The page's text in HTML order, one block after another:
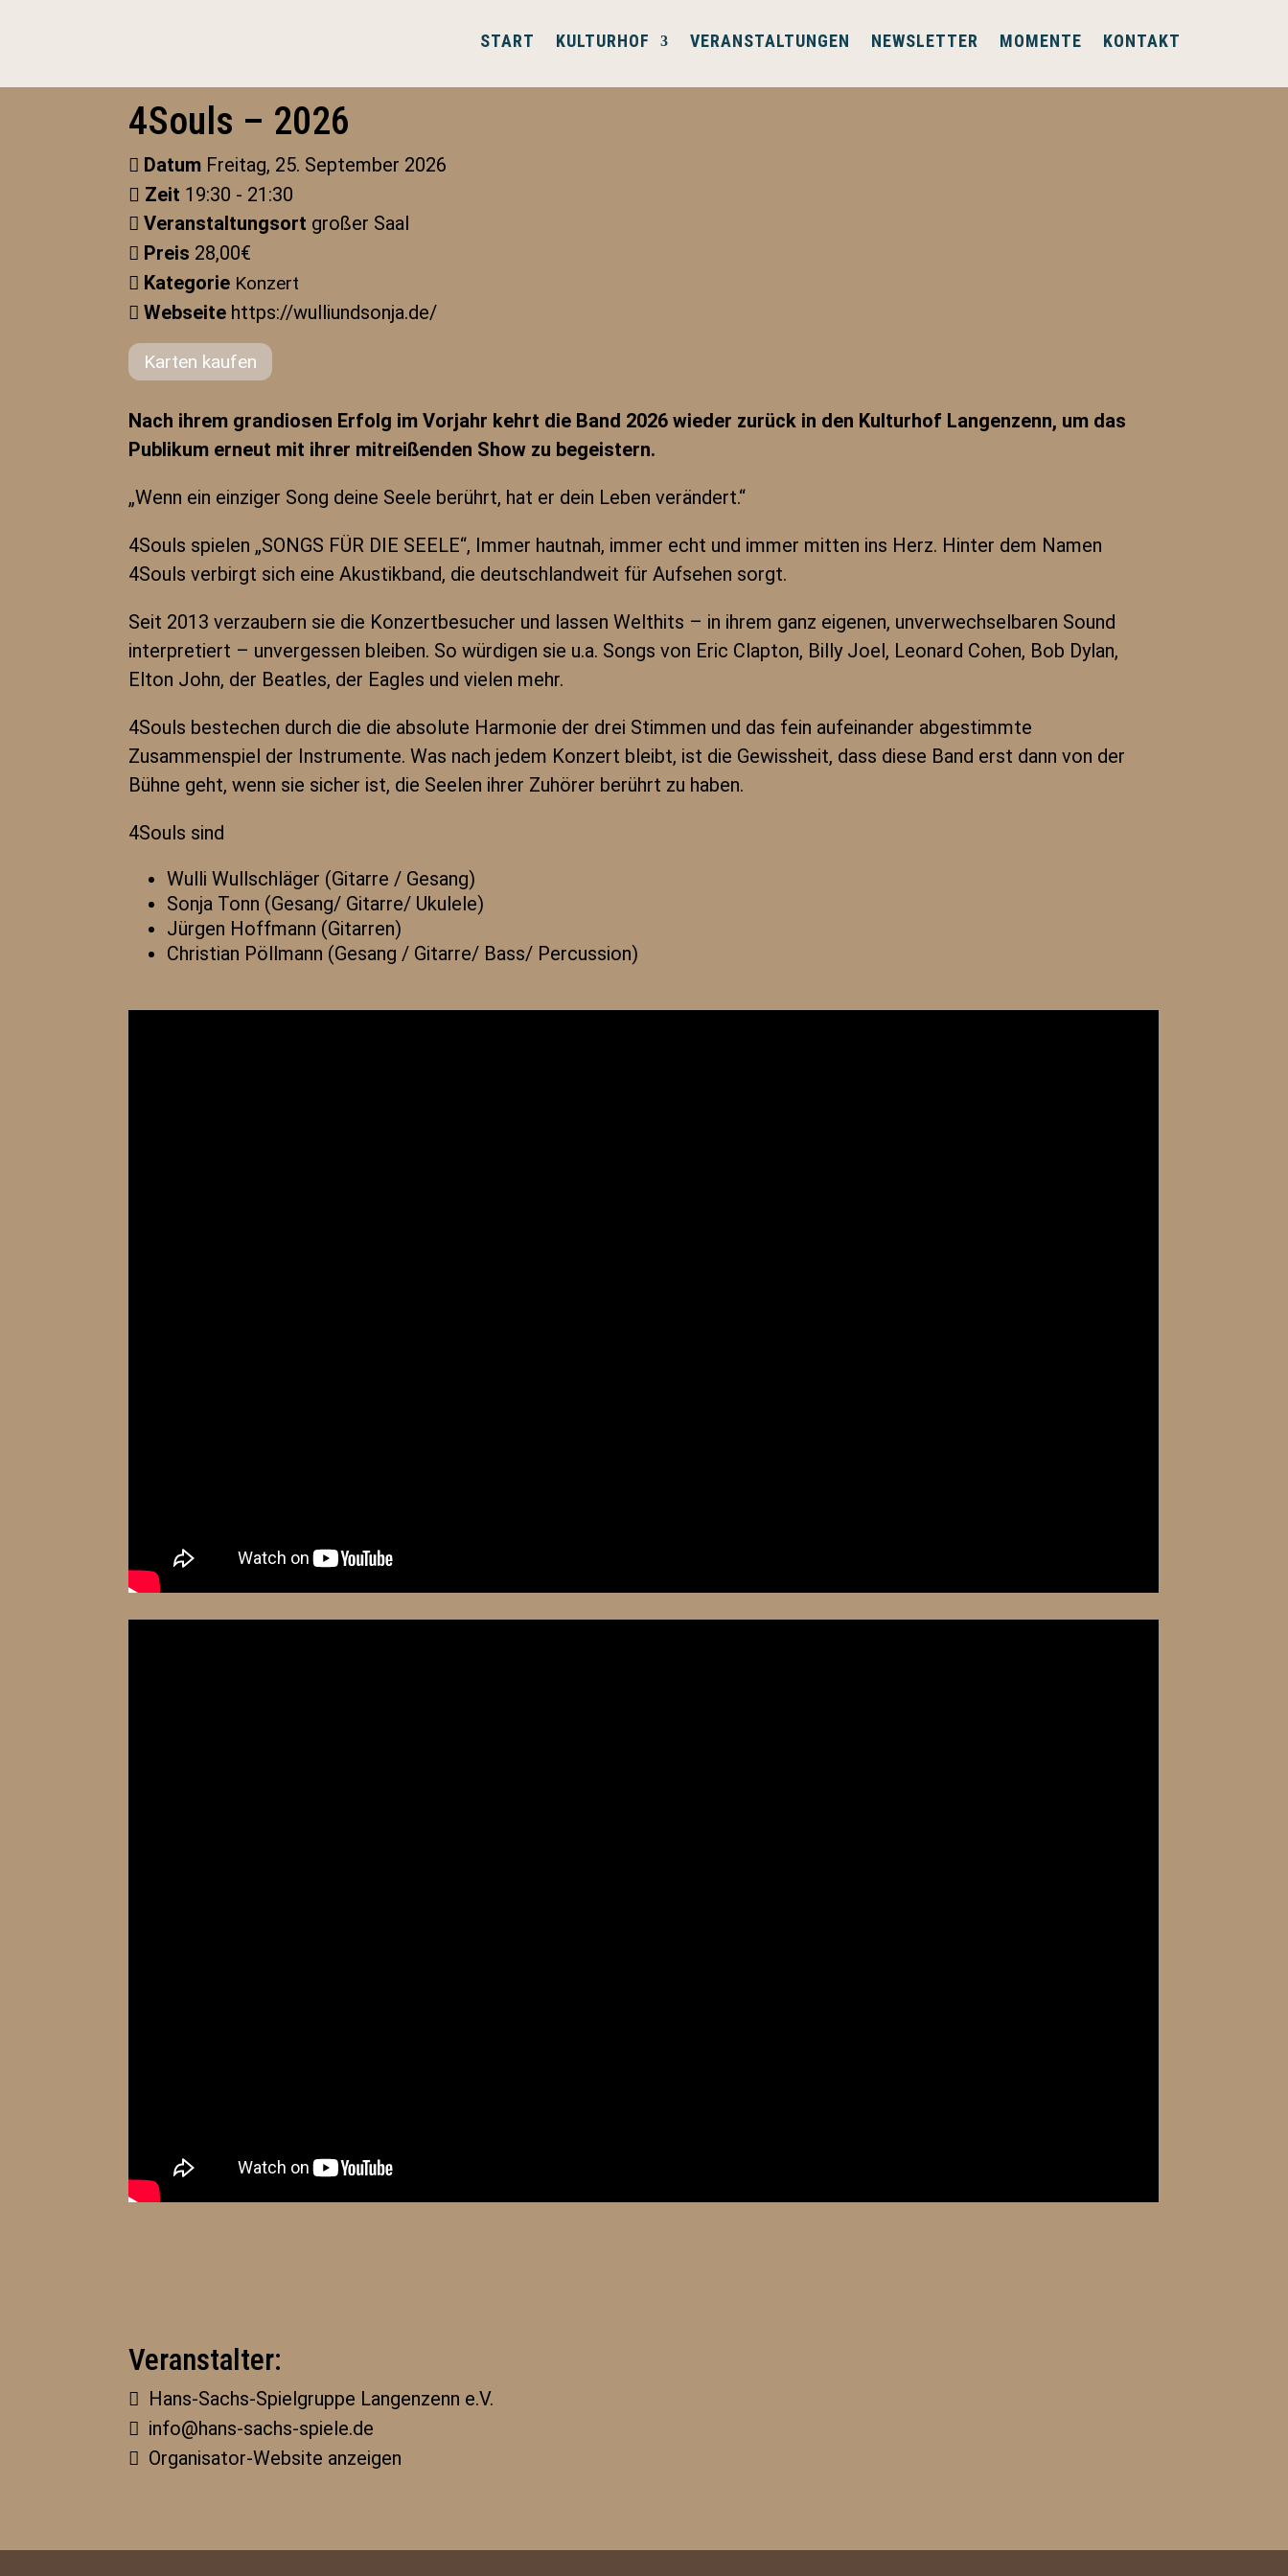
START KULTURHOF VERANSTALTUNGEN NEWSLETTER MOMENTE KONTAKT
4Souls – 2026
Datum Freitag, 25. September 2026
Zeit 19:30 - 21:30
Veranstaltungsort großer Saal
Preis 28,00€
Kategorie Konzert
Webseite https://wulliundsonja.de/
Karten kaufen
Nach ihrem grandiosen Erfolg im Vorjahr kehrt die Band 2026 wieder zurück in den Kulturhof Langenzenn, um das
Publikum erneut mit ihrer mitreißenden Show zu begeistern.
„Wenn ein einziger Song deine Seele berührt, hat er dein Leben verändert.“
4Souls spielen „SONGS FÜR DIE SEELE“, Immer hautnah, immer echt und immer mitten ins Herz. Hinter dem Namen
4Souls verbirgt sich eine Akustikband, die deutschlandweit für Aufsehen sorgt.
Seit 2013 verzaubern sie die Konzertbesucher und lassen Welthits – in ihrem ganz eigenen, unverwechselbaren Sound
interpretiert – unvergessen bleiben. So würdigen sie u.a. Songs von Eric Clapton, Billy Joel, Leonard Cohen, Bob Dylan,
Elton John, der Beatles, der Eagles und vielen mehr.
4Souls bestechen durch die die absolute Harmonie der drei Stimmen und das fein aufeinander abgestimmte
Zusammenspiel der Instrumente. Was nach jedem Konzert bleibt, ist die Gewissheit, dass diese Band erst dann von der
Bühne geht, wenn sie sicher ist, die Seelen ihrer Zuhörer berührt zu haben.
4Souls sind
Wulli Wullschläger (Gitarre / Gesang)
Sonja Tonn (Gesang/ Gitarre/ Ukulele)
Jürgen Hoffmann (Gitarren)
Christian Pöllmann (Gesang / Gitarre/ Bass/ Percussion)
Veranstalter:
Hans-Sachs-Spielgruppe Langenzenn e.V.
info@hans-sachs-spiele.de
Organisator-Website anzeigen